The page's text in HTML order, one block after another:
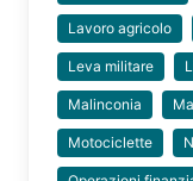
Lavoro agricolo
Leva militare
Malinconia
Motociclette